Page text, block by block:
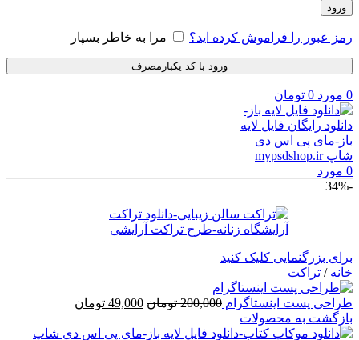
ورود
رمز عبور را فراموش کرده اید؟ مرا به خاطر بسپار
ورود با کد یکبارمصرف
0 مورد 0 تومان
0 مورد
-34%
برای بزرگنمایی کلیک کنید
خانه/ تراکت
طراحی پست اینستاگرام 200,000 تومان قیمت
200,000 تومان
49,000 تومان
49,000 تومان
بازگشت به محصولات